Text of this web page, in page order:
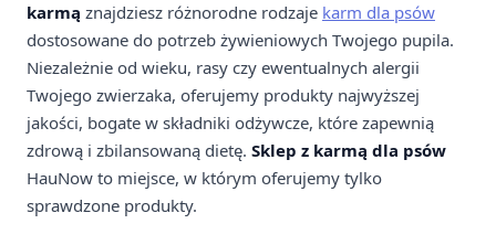
karmą znajdziesz różnorodne rodzaje karm dla psów
dostosowane do potrzeb żywieniowych Twojego pupila.
Niezależnie od wieku, rasy czy ewentualnych alergii
Twojego zwierzaka, oferujemy produkty najwyższej
jakości, bogate w składniki odżywcze, które zapewnią
zdrową i zbilansowaną dietę. Sklep z karmą dla psów
HauNow to miejsce, w którym oferujemy tylko
sprawdzone produkty.